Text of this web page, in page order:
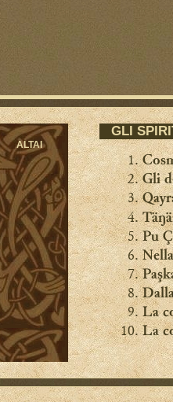
ALTAI
GLI
Gli
Pu
La
La